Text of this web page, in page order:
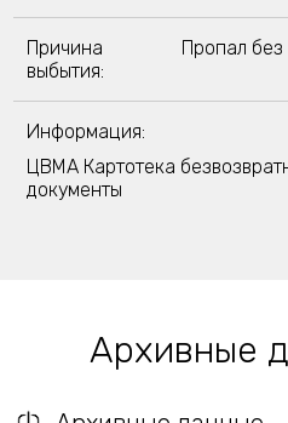
Причина
выбытия:
Пропал без
Информация:
ЦВМА Картотека
документы
Архивные